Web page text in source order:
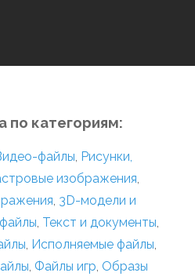
по категориям:
файлы, Рисунки,
изображения,
, 3D-модели и
, Текст и документы,
, Исполняемые файлы,
, Файлы игр, Образы